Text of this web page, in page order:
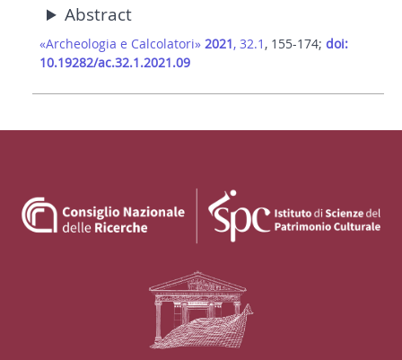
Abstract
«Archeologia e Calcolatori» 2021, 32.1 , 155-174; doi:
10.19282/ac.32.1.2021.09